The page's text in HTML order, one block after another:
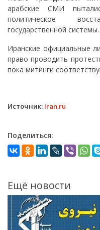
арабские СМИ
политическое
государственной системы.
Иранские официальные
право проводить
пока митинги
Источник: Iran.ru
Поделиться:
Ещё новости